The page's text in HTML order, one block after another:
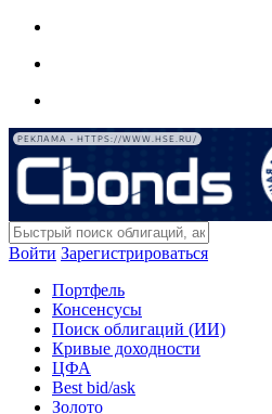
РЕКЛАМА • HTTPS://WWW.HSE.RU/
Войти Зарегистрироваться
Портфель
Консенсусы
Поиск облигаций (ИИ)
Кривые доходности
ЦФА
Best bid/ask
Золото